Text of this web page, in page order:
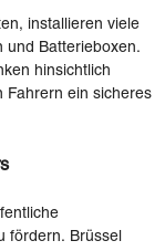
installieren viele
und Batterieboxen.
hinsichtlich
Fahrern ein sicheres
fördern. Brüssel